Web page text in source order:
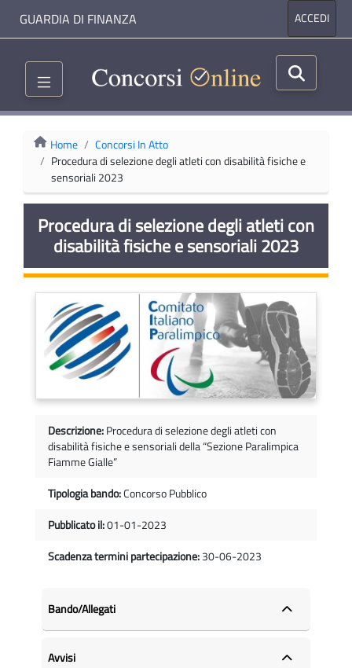
GUARDIA DI FINANZA ACCEDI
Home
Concorsi In Atto
Procedura di selezione degli atleti con disabilità fisiche e
sensoriali 2023
Procedura di selezione degli atleti con
disabilità fisiche e sensoriali 2023
Descrizione:Procedura di selezione degli atleti con
disabilità fisiche e sensoriali della “Sezione Paralimpica
Fiamme Gialle”
Tipologia bando:Concorso Pubblico
Pubblicato il:01-01-2023
Scadenza termini partecipazione:30-06-2023
Bando/Allegati
Avvisi